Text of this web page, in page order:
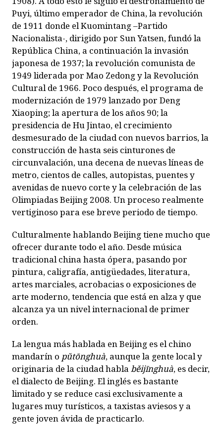
Puyi, último emperador de China, la revolución
de 1911 donde el Kuomintang –Partido
Nacionalista-, dirigido por Sun Yatsen, fundó la
República China, a continuación la invasión
japonesa de 1937; la revolución comunista de
1949 liderada por Mao Zedong y la Revolución
Cultural de 1966. Poco después, el programa de
modernización de 1979 lanzado por Deng
Xiaoping; la apertura de los años 90; la
presidencia de Hu Jintao, el crecimiento
desmesurado de la ciudad con nuevos barrios, la
construcción de hasta seis cinturones de
circunvalación, una decena de nuevas líneas de
metro, cientos de calles, autopistas, puentes y
avenidas de nuevo corte y la celebración de las
Olimpiadas Beijing 2008. Un proceso realmente
vertiginoso para ese breve periodo de tiempo.
Culturalmente hablando Beijing tiene mucho que
ofrecer durante todo el año. Desde música
tradicional china hasta ópera, pasando por
pintura, caligrafía, antigüedades, literatura,
artes marciales, acrobacias o exposiciones de
arte moderno, tendencia que está en alza y que
alcanza ya un nivel internacional de primer
orden.
La lengua más hablada en Beijing es el chino
mandarín o pŭtōnghuà, aunque la gente local y
originaria de la ciudad hablaběijīnghuà, es decir,
el dialecto de Beijing. El inglés es bastante
limitado y se reduce casi exclusivamente a
lugares muy turísticos, a taxistas aviesos y a
gente joven ávida de practicarlo.